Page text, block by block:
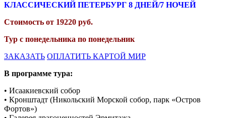
КЛАССИЧЕСКИЙ ПЕТЕРБУРГ 8 ДНЕЙ/7 НОЧЕЙ
Стоимость от 19220 руб.
Тур с понедельника по понедельник
ЗАКАЗАТЬ ОПЛАТИТЬ КАРТОЙ МИР
В программе тура:
• Исаакиевский собор
• Кронштадт (Никольский Морской собор, парк «Остров
Фортов»)